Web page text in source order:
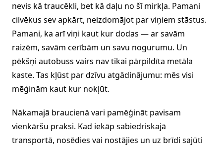
nevis kā traucēkli, bet kā daļu no šī mirkļa. Pamani
cilvēkus sev apkārt, neizdomājot par viņiem stāstus.
Pamani, ka arī viņi kaut kur dodas — ar savām
raizēm, savām cerībām un savu nogurumu. Un
pēkšņi autobuss vairs nav tikai pārpildīta metāla
kaste. Tas kļūst par dzīvu atgādinājumu: mēs visi
mēģinām kaut kur nokļūt.
Nākamajā braucienā vari pamēģināt pavisam
vienkāršu praksi. Kad iekāp sabiedriskajā
transportā, nosēdies vai nostājies un uz brīdi sajūti